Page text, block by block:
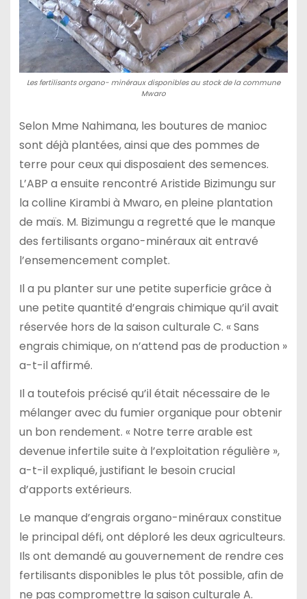
Les fertilisants organo- minéraux disponibles au stock de la commune
Mwaro
Selon Mme Nahimana, les boutures de manioc
sont déjà plantées, ainsi que des pommes de
terre pour ceux qui disposaient des semences.
L’ABP a ensuite rencontré Aristide Bizimungu sur
la colline Kirambi à Mwaro, en pleine plantation
de maïs. M. Bizimungu a regretté que le manque
des fertilisants organo-minéraux ait entravé
l’ensemencement complet.
Il a pu planter sur une petite superficie grâce à
une petite quantité d’engrais chimique qu’il avait
réservée hors de la saison culturale C. « Sans
engrais chimique, on n’attend pas de production »
a-t-il affirmé.
Il a toutefois précisé qu’il était nécessaire de le
mélanger avec du fumier organique pour obtenir
un bon rendement. « Notre terre arable est
devenue infertile suite à l’exploitation régulière »,
a-t-il expliqué, justifiant le besoin crucial
d’apports extérieurs.
Le manque d’engrais organo-minéraux constitue
le principal défi, ont déploré les deux agriculteurs.
Ils ont demandé au gouvernement de rendre ces
fertilisants disponibles le plus tôt possible, afin de
ne pas compromettre la saison culturale A.